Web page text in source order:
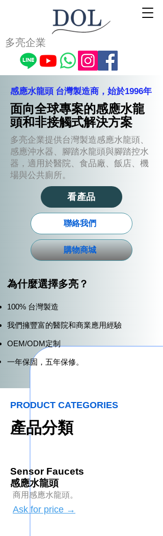
多亮企業
感應水龍頭 台灣製造商，始於1996年
面向全球專案的感應水龍
頭和非接觸式解決方案
多亮企業提供台灣製造感應水龍頭、
感應沖水器、腳踏水龍頭與腳踏控水
器，適用於醫院、食品廠、飯店、機
場與公共廁所。
看產品
聯絡我們
購物商城
為什麼選擇多亮？
100% 台灣製造
我們擁豐富的醫院和商業應用經驗
OEM/ODM定制
一年保固，五年保修。
PRODUCT CATEGORIES
產品分類
Ask for price →
商用感應水龍頭。
Sensor Faucets
​感應水龍頭